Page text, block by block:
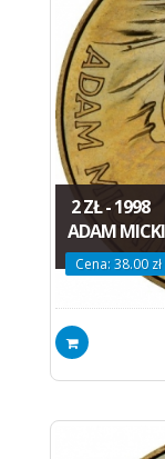
2 ZŁ - 1998
ADAM
Cena: 38.00 zł